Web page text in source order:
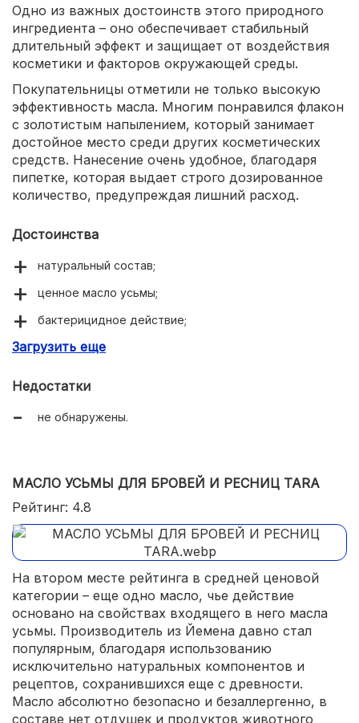
Одно из важных достоинств этого природного
ингредиента – оно обеспечивает стабильный
длительный эффект и защищает от воздействия
косметики и факторов окружающей среды.
Покупательницы отметили не только высокую
эффективность масла. Многим понравился флакон
с золотистым напылением, который занимает
достойное место среди других косметических
средств. Нанесение очень удобное, благодаря
пипетке, которая выдает строго дозированное
количество, предупреждая лишний расход.
Достоинства
натуральный состав;
ценное масло усьмы;
бактерицидное действие;
стимуляция роста волосков;
Загрузить еще
Недостатки
не обнаружены.
МАСЛО УСЬМЫ ДЛЯ БРОВЕЙ И РЕСНИЦ TARA
Рейтинг: 4.8
На втором месте рейтинга в средней ценовой
категории – еще одно масло, чье действие
основано на свойствах входящего в него масла
усьмы. Производитель из Йемена давно стал
популярным, благодаря использованию
исключительно натуральных компонентов и
рецептов, сохранившихся еще с древности.
Масло абсолютно безопасно и безаллергенно, в
составе нет отдушек и продуктов животного